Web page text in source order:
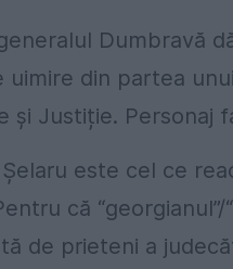
Dumbravă
din partea
și Justiție. Personaj
este cel ce
că
de prieteni a